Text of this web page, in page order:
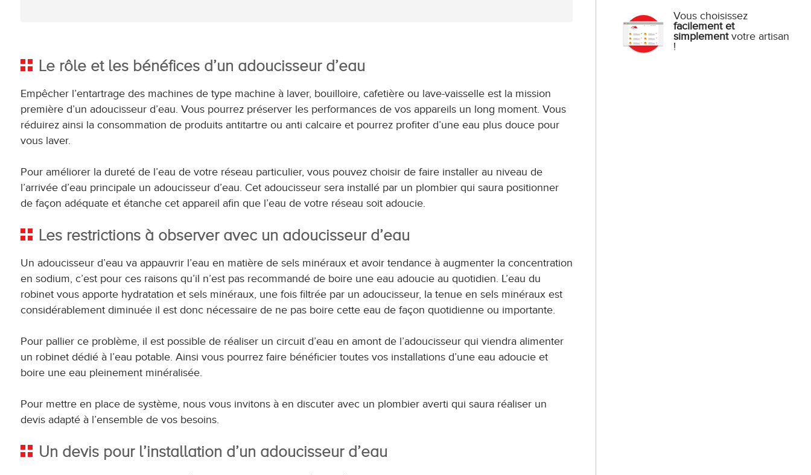
Le rôle et les bénéfices d’un adoucisseur d’eau
Empêcher l’entartrage des machines de type machine à laver, bouilloire, cafetière ou lave-vaisselle est la mission
première d’un adoucisseur d’eau. Vous pourrez préserver les performances de vos appareils un long moment. Vous
réduirez ainsi la consommation de produits antitartre ou anti calcaire et pourrez profiter d’une eau plus douce pour
vous laver.
Pour améliorer la dureté de l’eau de votre réseau particulier, vous pouvez choisir de faire installer au niveau de
l’arrivée d’eau principale un adoucisseur d’eau. Cet adoucisseur sera installé par un plombier qui saura positionner
de façon adéquate et étanche cet appareil afin que l’eau de votre réseau soit adoucie.
Les restrictions à observer avec un adoucisseur d’eau
Un adoucisseur d’eau va appauvrir l’eau en matière de sels minéraux et avoir tendance à augmenter la concentration
en sodium, c’est pour ces raisons qu’il n’est pas recommandé de boire une eau adoucie au quotidien. L’eau du
robinet vous apporte hydratation et sels minéraux, une fois filtrée par un adoucisseur, la tenue en sels minéraux est
considérablement diminuée il est donc nécessaire de ne pas boire cette eau de façon quotidienne ou importante.
Pour pallier ce problème, il est possible de réaliser un circuit d’eau en amont de l’adoucisseur qui viendra alimenter
un robinet dédié à l’eau potable. Ainsi vous pourrez faire bénéficier toutes vos installations d’une eau adoucie et
boire une eau pleinement minéralisée.
Pour mettre en place de système, nous vous invitons à en discuter avec un plombier averti qui saura réaliser un
devis adapté à l’ensemble de vos besoins.
Un devis pour l’installation d’un adoucisseur d’eau
Vous choisissez
facilement et
simplementvotre artisan
!